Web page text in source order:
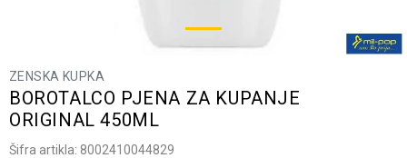
ZENSKA KUPKA
BOROTALCO PJENA ZA KUPANJE
ORIGINAL 450ML
Šifra artikla: 8002410044829